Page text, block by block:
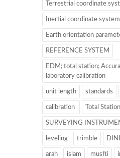
Terrestrial coordinate
Inertial coordinate
Earth orientation
REFERENCE SYSTEM
EDM; total station;
laboratory calibration
unit length standards
calibration Total Station
SURVEYING
leveling trimble DINI
arah islam musfti